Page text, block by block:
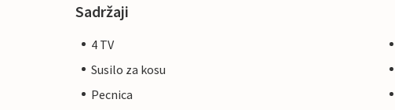
Sadržaji
4 TV
Susilo za kosu
Pecnica